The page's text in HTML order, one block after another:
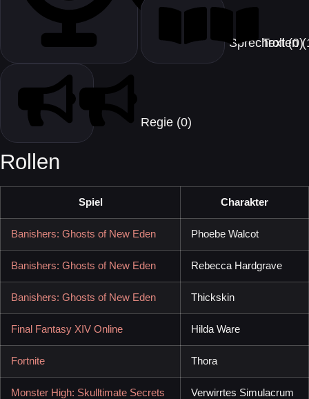
Text (0)
Regie (0)
Rollen
Spiel Charakter
Banishers: Ghosts of New Eden Phoebe Walcot
Banishers: Ghosts of New Eden Rebecca Hardgrave
Banishers: Ghosts of New Eden Thickskin
Final Fantasy XIV Online Hilda Ware
Fortnite Thora
Monster High: Skulltimate Secrets Verwirrtes Simulacrum